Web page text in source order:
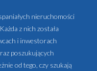
nieruchomości
z nich została
i inwestorach
poszukujących
od tego, czy szukają